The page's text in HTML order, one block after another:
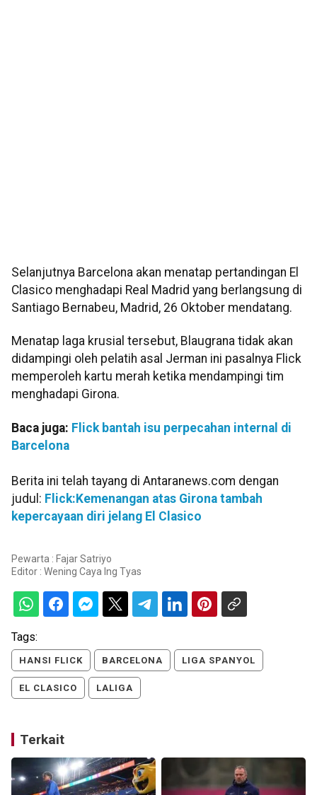
Selanjutnya Barcelona akan menatap pertandingan El
Clasico menghadapi Real Madrid yang berlangsung di
Santiago Bernabeu, Madrid, 26 Oktober mendatang.
Menatap laga krusial tersebut, Blaugrana tidak akan
didampingi oleh pelatih asal Jerman ini pasalnya Flick
memperoleh kartu merah ketika mendampingi tim
menghadapi Girona.
Baca juga: Flick bantah isu perpecahan internal di
Barcelona
Berita ini telah tayang di Antaranews.com dengan
judul: Flick:Kemenangan atas Girona tambah
kepercayaan diri jelang El Clasico
Pewarta : Fajar Satriyo
Editor : Wening Caya Ing Tyas
Tags:
HANSI FLICK BARCELONA LIGA SPANYOL
EL CLASICO LALIGA
Terkait